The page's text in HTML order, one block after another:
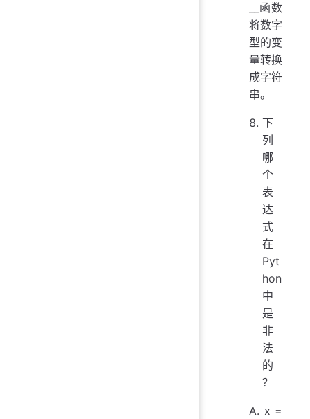
__函数
将数字
型的变
量转换
成字符
串。
下
列
哪
个
表
达
式
在
Pyt
hon
中
是
非
法
的
？
A. x =